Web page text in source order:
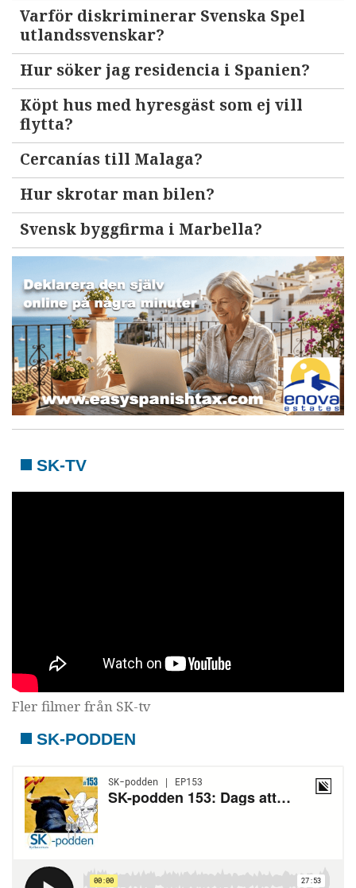
Varför diskriminerar Svenska Spel
utlandssvenskar?
Hur söker jag residencia i Spanien?
Köpt hus med hyresgäst som ej vill
flytta?
Cercanías till Malaga?
Hur skrotar man bilen?
Svensk byggfirma i Marbella?
SK-TV
Fler filmer från SK-tv
SK-PODDEN